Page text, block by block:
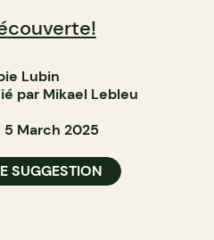
Lubin
par Mikael Lebleu
March 2025
SUGGESTION